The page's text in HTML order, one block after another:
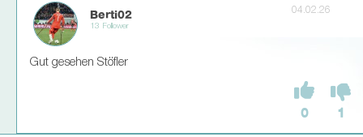
Berti02
13 Follower
04.02.26
Gut gesehen Stöfler
0 1